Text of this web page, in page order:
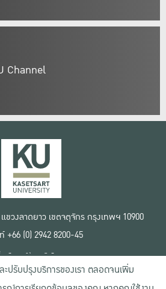
Channel
ขวงลาดยาว เขตจตุจักร กรุงเทพฯ 10900
+66 (0) 2942 8200-45
อนไขการใช้งานเว็บไซต์
ตกลงด้านสิทธิ์ใช้งาน
ยบายความเป็นส่วนตัว
ะปรับปรุงบริการของเรา ตลอดจนเพิ่ม